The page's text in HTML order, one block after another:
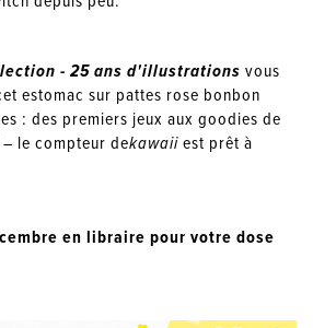
- 25 ans d'illustrations vous
estomac sur pattes rose bonbon
: des premiers jeux aux goodies de
le compteur dekawaiiest prêt à
en libraire pour votre dose